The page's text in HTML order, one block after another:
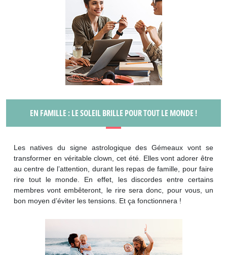
EN FAMILLE : LE SOLEIL BRILLE POUR TOUT LE MONDE !
Les natives du signe astrologique des Gémeaux vont se
transformer en véritable clown, cet été. Elles vont adorer être
au centre de l’attention, durant les repas de famille, pour faire
rire tout le monde. En effet, les discordes entre certains
membres vont embêteront, le rire sera donc, pour vous, un
bon moyen d’éviter les tensions. Et ça fonctionnera !